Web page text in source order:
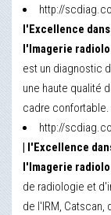
http://
l'Excellence dans
l'Imagerie
est un diagnostic
une haute qualité
cadre confortable.
http://
| l'Excellence
l'Imagerie
de radiologie et
de l'IRM,